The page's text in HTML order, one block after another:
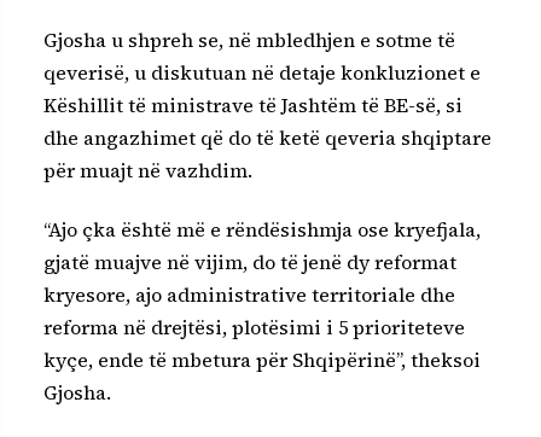
Gjosha u shpreh se, në mbledhjen e sotme të
qeverisë, u diskutuan në detaje konkluzionet e
Këshillit të ministrave të Jashtëm të BE-së, si
dhe angazhimet që do të ketë qeveria shqiptare
për muajt në vazhdim.
“Ajo çka është më e rëndësishmja ose kryefjala,
gjatë muajve në vijim, do të jenë dy reformat
kryesore, ajo administrative territoriale dhe
reforma në drejtësi, plotësimi i 5 prioriteteve
kyçe, ende të mbetura për Shqipërinë”, theksoi
Gjosha.